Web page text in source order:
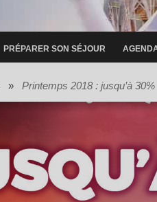
PRÉPARER SON SÉJOUR
» Printemps 2018 : jusqu’à